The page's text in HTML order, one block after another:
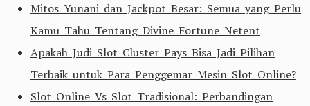
Mitos Yunani dan Jackpot Besar: Semua yang Perlu
Kamu Tahu Tentang Divine Fortune Netent
Apakah Judi Slot Cluster Pays Bisa Jadi Pilihan
Terbaik untuk Para Penggemar Mesin Slot Online?
Slot Online Vs Slot Tradisional: Perbandingan